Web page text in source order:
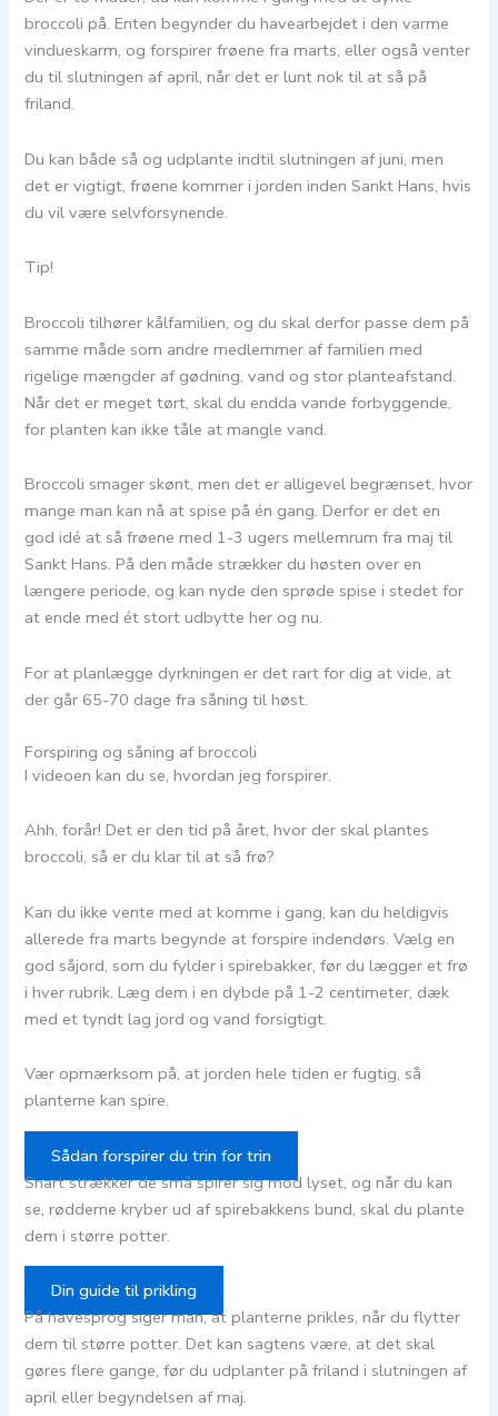
broccoli på. Enten begynder du havearbejdet i den varme
vindueskarm, og forspirer frøene fra marts, eller også venter
du til slutningen af april, når det er lunt nok til at så på
friland.
Du kan både så og udplante indtil slutningen af juni, men
det er vigtigt, frøene kommer i jorden inden Sankt Hans, hvis
du vil være selvforsynende.
Tip!
Broccoli tilhører kålfamilien, og du skal derfor passe dem på
samme måde som andre medlemmer af familien med
rigelige mængder af gødning, vand og stor planteafstand.
Når det er meget tørt, skal du endda vande forbyggende,
for planten kan ikke tåle at mangle vand.
Broccoli smager skønt, men det er alligevel begrænset, hvor
mange man kan nå at spise på én gang. Derfor er det en
god idé at så frøene med 1-3 ugers mellemrum fra maj til
Sankt Hans. På den måde strækker du høsten over en
længere periode, og kan nyde den sprøde spise i stedet for
at ende med ét stort udbytte her og nu.
For at planlægge dyrkningen er det rart for dig at vide, at
der går 65-70 dage fra såning til høst.
Forspiring og såning af broccoli
I videoen kan du se, hvordan jeg forspirer.
Ahh, forår! Det er den tid på året, hvor der skal plantes
broccoli, så er du klar til at så frø?
Kan du ikke vente med at komme i gang, kan du heldigvis
allerede fra marts begynde at forspire indendørs. Vælg en
god såjord, som du fylder i spirebakker, før du lægger et frø
i hver rubrik. Læg dem i en dybde på 1-2 centimeter, dæk
med et tyndt lag jord og vand forsigtigt.
Vær opmærksom på, at jorden hele tiden er fugtig, så
planterne kan spire.
Sådan forspirer du trin for trin
Snart strækker de små spirer sig mod lyset, og når du kan
se, rødderne kryber ud af spirebakkens bund, skal du plante
dem i større potter.
Din guide til prikling
På havesprog siger man, at planterne prikles, når du flytter
dem til større potter. Det kan sagtens være, at det skal
gøres flere gange, før du udplanter på friland i slutningen af
april eller begyndelsen af maj.